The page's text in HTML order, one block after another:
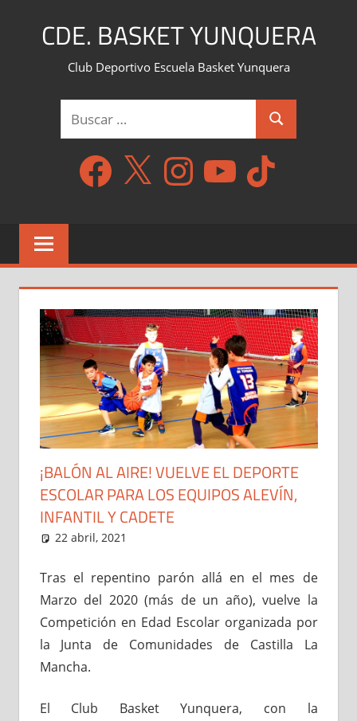
CDE. BASKET YUNQUERA
Club Deportivo Escuela Basket Yunquera
Buscar:
Buscar
Facebook
X InstagramYouTube TikTok
¡BALÓN AL AIRE! VUELVE EL DEPORTE
ESCOLAR PARA LOS EQUIPOS ALEVÍN,
INFANTIL Y CADETE
22 abril, 2021
Tras el repentino parón allá en el mes de
Marzo del 2020 (más de un año), vuelve la
Competición en Edad Escolar organizada por
la Junta de Comunidades de Castilla La
Mancha.
El Club Basket Yunquera, con la